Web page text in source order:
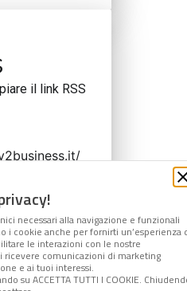
necessari alla navigazione e funzionali
i cookie anche per fornirti un’esperienza
le interazioni con le nostre
comunicazioni di marketing
e ai tuoi interessi.
su ACCETTA TUTTI I COOKIE.
il link RSS
LINK